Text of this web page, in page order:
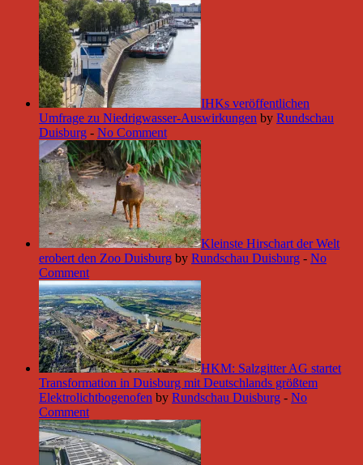
IHKs veröffentlichen
Umfrage zu Niedrigwasser-Auswirkungen by Rundschau
Duisburg - No Comment
Kleinste Hirschart der Welt
erobert den Zoo Duisburg by Rundschau Duisburg - No
Comment
HKM: Salzgitter AG startet
Transformation in Duisburg mit Deutschlands größtem
Elektrolichtbogenofen by Rundschau Duisburg - No
Comment